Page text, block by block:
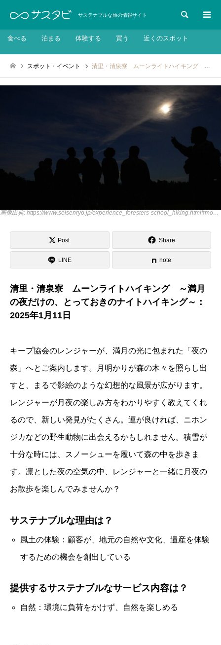
サステナブルな旅の情報サイト 検索
食べる 泊まる 体験する 買う 近くのスポット
スポット・イベント 清里・清泉寮 ムーンライトハイキング ～満月の夜だけの、とっておきのナイトハイキング～：2025年1月11日
画像出典: https://www.seisenryo.jp/experience_foresters-school_hiking.html#moon1
Post Share
LINE note
清里・清泉寮 ムーンライトハイキング ～満月
の夜だけの、とっておきのナイトハイキング～：
2025年1月11日
キープ協会のレンジャーが、満月の光に包まれた「夜の
森」へとご案内します。月明かりが森の木々を照らし出
すと、まるで影絵のような幻想的な風景が広がります。
レンジャーが月夜の楽しみ方をわかりやすく教えてくれ
るので、新しい発見がたくさん。運が良ければ、ニホン
ジカなどの野生動物に出会えるかもしれません。積雪が
十分な時には、スノーシューを履いて森の中を歩きま
す。凛とした夜の空気の中、レンジャーと一緒に月夜の
お散歩を楽しんでみませんか？
サステナブルな理由は？
風土の体験：顧客が、地元の自然や文化、遺産を体験
するための機会を創出している
提供するサステナブルなサービス内容は？
自然：環境に負荷をかけず、自然を楽しめる